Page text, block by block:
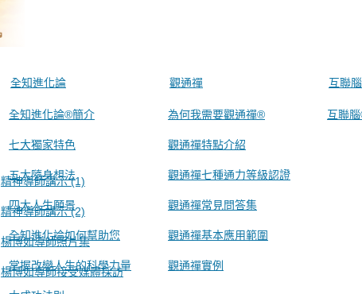
精神導師講示 (1)
精神導師講示 (2)
楊博如導師照片集
楊博如導師接受媒體採訪
全知進化論
全知進化論®簡介
七大獨家特色
五大隨身想法
四大人生願景
全知進化論如何幫助您
掌握改變人生的科學力量
觀通禪
為何我需要觀通禪®
觀通禪特點介紹
觀通禪七種通力等級認證
觀通禪常見問答集
觀通禪基本應用範圍
觀通禪實例
互聯腦
互聯